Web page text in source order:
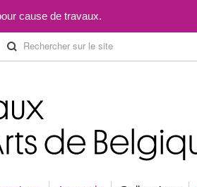
cause de travaux.